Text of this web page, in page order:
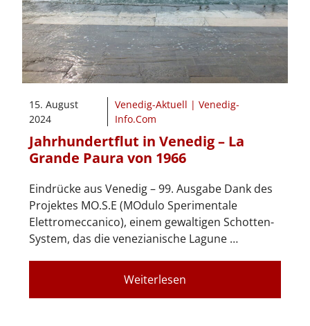
15. August
2024
Venedig-Aktuell | Venedig-
Info.Com
Jahrhundertflut in Venedig – La
Grande Paura von 1966
Eindrücke aus Venedig – 99. Ausgabe Dank des
Projektes MO.S.E (MOdulo Sperimentale
Elettromeccanico), einem gewaltigen Schotten-
System, das die venezianische Lagune …
Weiterlesen